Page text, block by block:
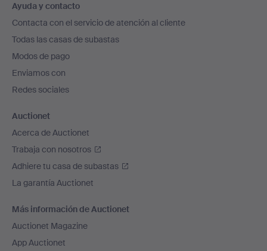
en
el
pie
de
página
Ayuda y contacto
Contacta con el servicio de atención al cliente
Todas las casas de subastas
Modos de pago
Enviamos con
Redes sociales
Auctionet
Acerca de Auctionet
Trabaja con nosotros
Adhiere tu casa de subastas
La garantía Auctionet
Más información de Auctionet
Auctionet Magazine
App Auctionet